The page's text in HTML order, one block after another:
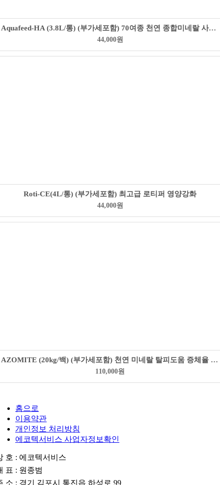
Aquafeed-HA (3.8L/통) (부가세포함) 70여종 천연 종합미네랄 사료첨가용
44,000원
Roti-CE(4L/통) (부가세포함) 최고급 로티퍼 영양강화
44,000원
AZOMITE (20kg/백) (부가세포함) 천연 미네랄 탈피도움 증체율 향상 맛 향상
110,000원
홈으로
이용약관
개인정보 처리방침
에코텍서비스 사업자정보확인
호 : 에코텍서비스
표 : 원종범
소 : 경기 김포시 통진읍 하성로 99